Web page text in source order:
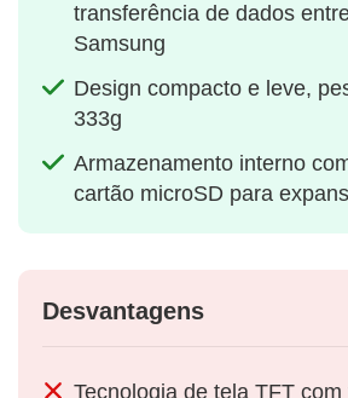
transferência de dados
Samsung
Design compacto e leve,
333g
Armazenamento interno
cartão microSD para
Desvantagens
Tecnologia de tela TFT